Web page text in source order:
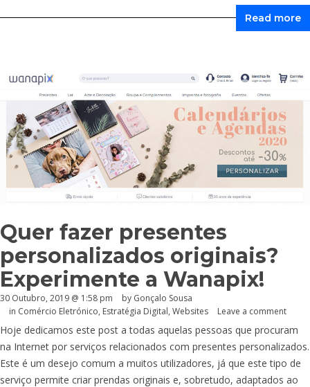
Read more
Quer fazer presentes
personalizados originais?
Experimente a Wanapix!
30 Outubro, 2019 @ 1:58 pm by Gonçalo Sousa
in Comércio Eletrónico, Estratégia Digital, Websites Leave a comment
Hoje dedicamos este post a todas aquelas pessoas que procuram
na Internet por serviços relacionados com presentes personalizados.
Este é um desejo comum a muitos utilizadores, já que este tipo de
serviço permite criar prendas originais e, sobretudo, adaptados ao